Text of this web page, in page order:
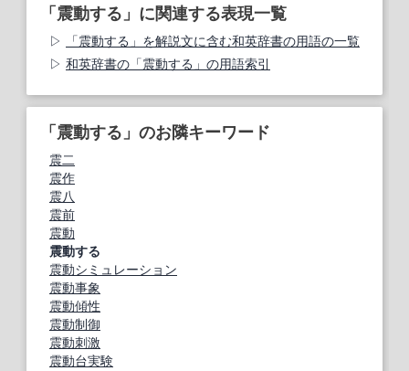
「震動する」に関連する表現一覧
「震動する」を解説文に含む和英辞書の用語の一覧
和英辞書の「震動する」の用語索引
「震動する」のお隣キーワード
震二
震作
震八
震前
震動
震動する
震動シミュレーション
震動事象
震動傾性
震動制御
震動刺激
震動台実験